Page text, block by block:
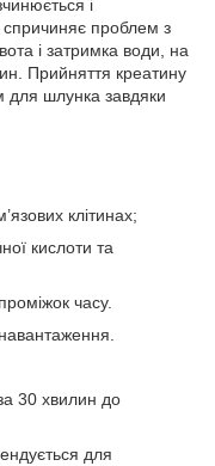
і
спричиняє проблем з
і затримка води, на
Прийняття креатину
для шлунка завдяки
клітинах;
кислоти та
часу.
30 хвилин до
для